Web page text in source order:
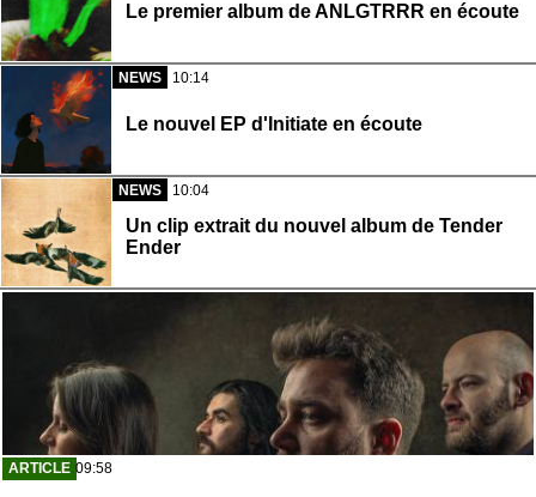
Le premier album de ANLGTRRR en écoute
NEWS 10:14
Le nouvel EP d'Initiate en écoute
NEWS 10:04
Un clip extrait du nouvel album de Tender
Ender
ARTICLE 09:58